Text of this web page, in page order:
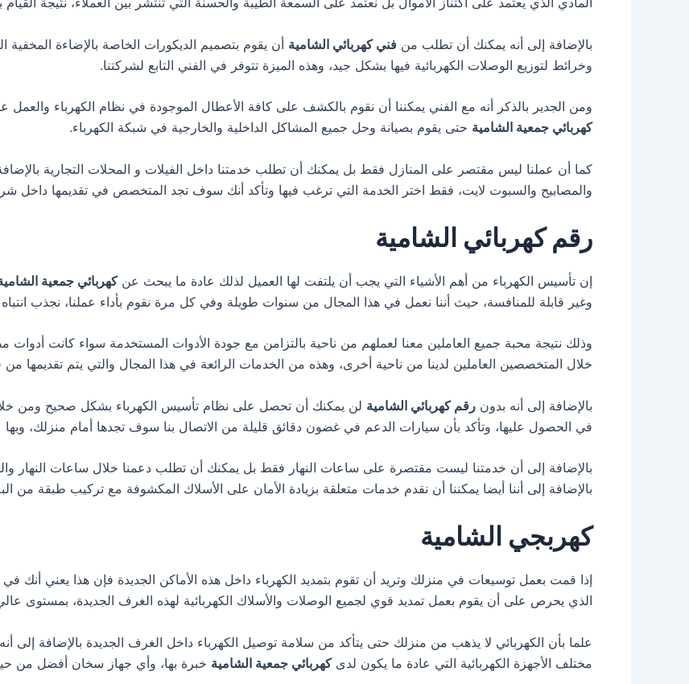
بالإضافة إلى أنه يمكنك أن تطلب من فني كهربائي الشامية أن يقوم بتصميم الديكورات الخاصة بالإضاءة
وخرائط لتوزيع الوصلات الكهربائية فيها بشكل جيد، وهذه الميزة تتوفر في الفني التابع لشركتنا.
ومن الجدير بالذكر أنه مع الفني يمكننا أن نقوم بالكشف على كافة الأعطال الموجودة في نظام الكهرباء والعمل
كهربائي جمعية الشامية حتى يقوم بصيانة وحل جميع المشاكل الداخلية والخارجية في شبكة الكهرباء.
كما أن عملنا ليس مقتصر على المنازل فقط بل يمكنك أن تطلب خدمتنا داخل الفيلات و المحلات التجارية بالإضافة
والمصابيح والسبوت لايت، فقط اختر الخدمة التي ترغب فيها وتأكد أنك سوف تجد المتخصص في تقديمها داخل
رقم كهربائي الشامية
إن تأسيس الكهرباء من أهم الأشياء التي يجب أن يلتفت لها العميل لذلك عادة ما يبحث عنكهربائي جمعية
وغير قابلة للمنافسة، حيث أننا نعمل في هذا المجال من سنوات طويلة وفي كل مرة نقوم بأداء عملنا، نجذب
وذلك نتيجة محبة جميع العاملين معنا لعملهم من ناحية بالتزامن مع جودة الأدوات المستخدمة سواء كانت
خلال المتخصصين العاملين لدينا من ناحية أخرى، وهذه من الخدمات الرائعة في هذا المجال والتي يتم تقديمها
بالإضافة إلى أنه بدون رقم كهربائي الشامية لن يمكنك أن تحصل على نظام تأسيس الكهرباء بشكل صحيح ومن
في الحصول عليها، وتأكد بأن سيارات الدعم في غضون دقائق قليلة من الاتصال بنا سوف تجدها أمام منزلك،
بالإضافة إلى أن خدمتنا ليست مقتصرة على ساعات النهار فقط بل يمكنك أن تطلب دعمنا خلال ساعات النهار
بالإضافة إلى أننا أيضا يمكننا أن نقدم خدمات متعلقة بزيادة الأمان على الأسلاك المكشوفة مع تركيب طبقة من
كهربجي الشامية
إذا قمت بعمل توسيعات في منزلك وتريد أن تقوم بتمديد الكهرباء داخل هذه الأماكن الجديدة فإن هذا يعني أنك
الذي يحرص على أن يقوم بعمل تمديد قوي لجميع الوصلات والأسلاك الكهربائية لهذه الغرف الجديدة، بمستوى
علما بأن الكهربائي لا يذهب من منزلك حتى يتأكد من سلامة توصيل الكهرباء داخل الغرف الجديدة بالإضافة
مختلف الأجهزة الكهربائية التي عادة ما يكون لدىكهربائي جمعية الشامية خبرة بها، وأي جهاز سخان أفضل من